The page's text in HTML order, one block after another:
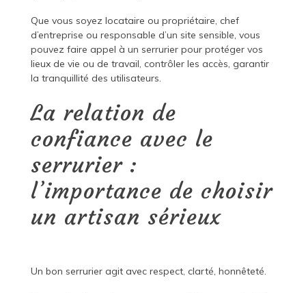
Que vous soyez locataire ou propriétaire, chef
d’entreprise ou responsable d’un site sensible, vous
pouvez faire appel à un serrurier pour protéger vos
lieux de vie ou de travail, contrôler les accès, garantir
la tranquillité des utilisateurs.
La relation de
confiance avec le
serrurier :
l’importance de choisir
un artisan sérieux
Un bon serrurier agit avec respect, clarté, honnêteté.